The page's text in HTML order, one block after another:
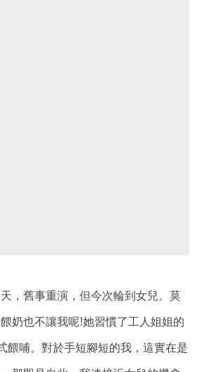
，舊事重演，但今次輪到女兒。莫
餵奶也不讓我呢!她習慣了工人姐姐的
餵哺。對於手短腳短的我 ，這實在是